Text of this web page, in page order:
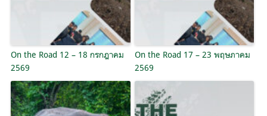
On the Road 12 – 18 กรกฎาคม
2569
On the Road 17 – 23 พฤษภาคม
2569